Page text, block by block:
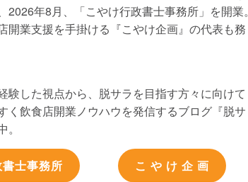
2026年8月、「こやけ行政書士事務所」を開業。
開業支援を手掛ける『こやけ企画』の代表も務
験した視点から、脱サラを目指す方々に向けて
く飲食店開業ノウハウを発信するブログ『脱サ
士事務所 こ や け 企 画